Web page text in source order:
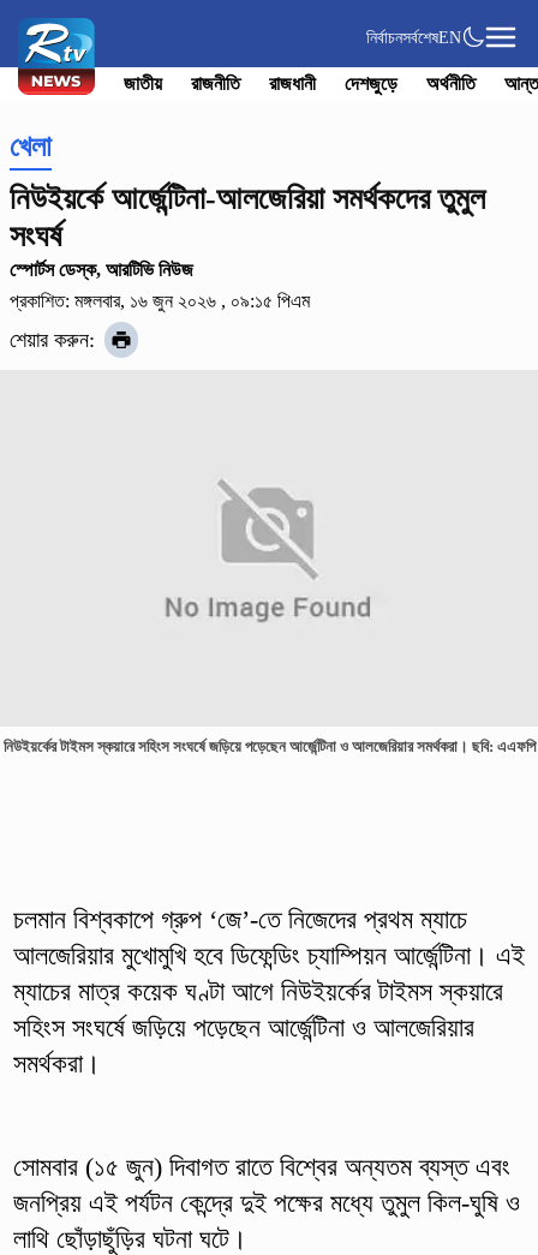
নির্বাচনসর্বশেষEN
জাতীয় রাজনীতি রাজধানী দেশজুড়ে অর্থনীতি
খেলা
নিউইয়র্কে আর্জেন্টিনা-আলজেরিয়া সমর্থকদের তুমুল
সংঘর্ষ
স্পোর্টস ডেস্ক, আরটিভি নিউজ
প্রকাশিত: মঙ্গলবার, ১৬ জুন ২০২৬ , ০৯:১৫ পিএম
শেয়ার করুন:
নিউইয়র্কের টাইমস স্কয়ারে সহিংস সংঘর্ষে জড়িয়ে পড়েছেন আর্জেন্টিনা ও আলজেরিয়ার সমর্থকরা। ছবি: এএফপি
চলমান বিশ্বকাপে গ্রুপ ‘জে’-তে নিজেদের প্রথম ম্যাচে
আলজেরিয়ার মুখোমুখি হবে ডিফেন্ডিং চ্যাম্পিয়ন আর্জেন্টিনা। এই
ম্যাচের মাত্র কয়েক ঘণ্টা আগে নিউইয়র্কের টাইমস স্কয়ারে
সহিংস সংঘর্ষে জড়িয়ে পড়েছেন আর্জেন্টিনা ও আলজেরিয়ার
সমর্থকরা।
সোমবার (১৫ জুন) দিবাগত রাতে বিশ্বের অন্যতম ব্যস্ত এবং
জনপ্রিয় এই পর্যটন কেন্দ্রে দুই পক্ষের মধ্যে তুমুল কিল-ঘুষি ও
লাথি ছোঁড়াছুঁড়ির ঘটনা ঘটে।